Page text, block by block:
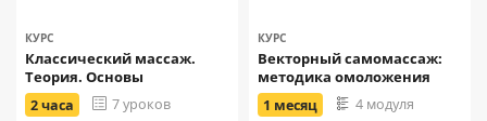
КУРС
Классический массаж.
Теория. Основы
2 часа 7 уроков
КУРС
Векторный самомассаж:
методика омоложения
1 месяц
4 модуля